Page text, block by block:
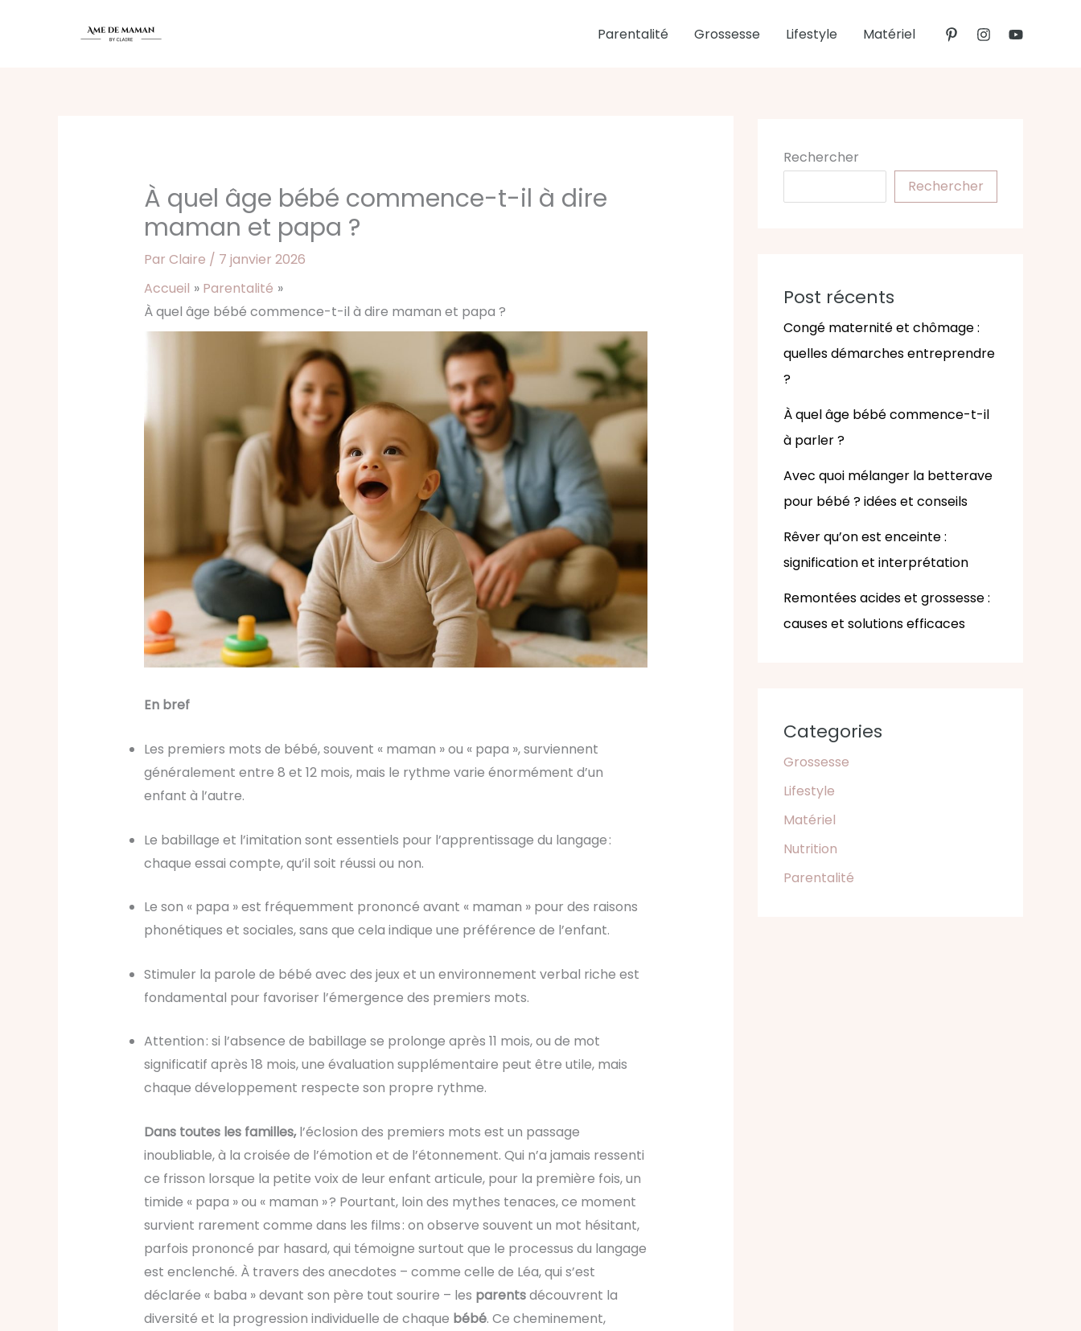
Parentalité Grossesse Lifestyle Matériel
À quel âge bébé commence-t-il à dire
maman et papa ?
Par Claire / 7 janvier 2026
Accueil
Parentalité
À quel âge bébé commence-t-il à dire maman et papa ?
En bref
Les premiers mots de bébé, souvent « maman » ou « papa », surviennent
généralement entre 8 et 12 mois, mais le rythme varie énormément d’un
enfant à l’autre.
Le babillage et l’imitation sont essentiels pour l’apprentissage du langage :
chaque essai compte, qu’il soit réussi ou non.
Le son « papa » est fréquemment prononcé avant « maman » pour des raisons
phonétiques et sociales, sans que cela indique une préférence de l’enfant.
Stimuler la parole de bébé avec des jeux et un environnement verbal riche est
fondamental pour favoriser l’émergence des premiers mots.
Attention : si l’absence de babillage se prolonge après 11 mois, ou de mot
significatif après 18 mois, une évaluation supplémentaire peut être utile, mais
chaque développement respecte son propre rythme.
Dans toutes les familles,l’éclosion des premiers mots est un passage
inoubliable, à la croisée de l’émotion et de l’étonnement. Qui n’a jamais ressenti
ce frisson lorsque la petite voix de leur enfant articule, pour la première fois, un
timide « papa » ou « maman » ? Pourtant, loin des mythes tenaces, ce moment
survient rarement comme dans les films : on observe souvent un mot hésitant,
parfois prononcé par hasard, qui témoigne surtout que le processus du langage
est enclenché. À travers des anecdotes – comme celle de Léa, qui s’est
déclarée « baba » devant son père tout sourire – les parentsdécouvrent la
diversité et la progression individuelle de chaque bébé. Ce cheminement,
Rechercher
Rechercher
Post récents
Congé maternité et chômage :
quelles démarches entreprendre
?
À quel âge bébé commence-t-il
à parler ?
Avec quoi mélanger la betterave
pour bébé ? idées et conseils
Rêver qu’on est enceinte :
signification et interprétation
Remontées acides et grossesse :
causes et solutions efficaces
Categories
Grossesse
Lifestyle
Matériel
Nutrition
Parentalité